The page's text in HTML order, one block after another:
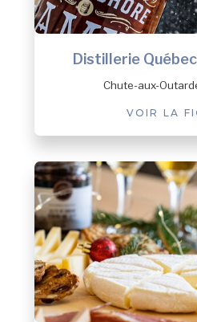
Distillerie
Chute-aux-
VOIR LA